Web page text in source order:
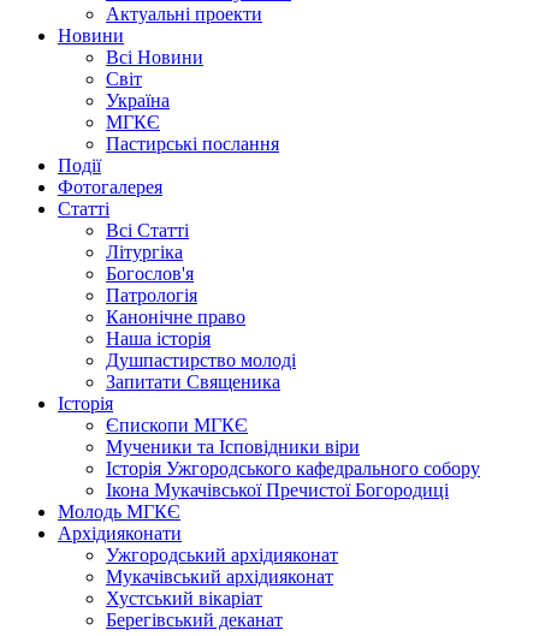
Актуальні проекти
Новини
Всі Новини
Світ
Україна
МГКЄ
Пастирські послання
Події
Фотогалерея
Статті
Всі Статті
Літургіка
Богослов'я
Патрологія
Канонічне право
Наша історія
Душпастирство молоді
Запитати Священика
Історія
Єпископи МГКЄ
Мученики та Ісповідники віри
Історія Ужгородського кафедрального собору
Ікона Мукачівської Пречистої Богородиці
Молодь МГКЄ
Архідияконати
Ужгородський архідияконат
Мукачівський архідияконат
Хустський вікаріат
Берегівський деканат